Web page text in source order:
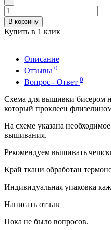
В корзину
Купить в 1 клик
Описание
Отзывы 0
Вопрос - Ответ 0
Схема для вышивки бисером
который проклеен
На схеме указана
вышивания.
Рекомендуем вышивать
Край ткани обработан
Индивидуальная упаковка
Написать отзыв
Пока не было вопросов.